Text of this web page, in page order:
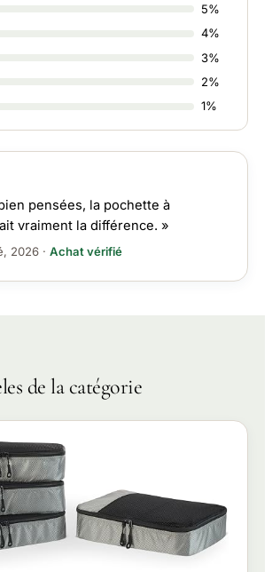
5%
4%
3%
2%
1%
pensées, la pochette à
vraiment la différence. »
2026 · Achat vérifié
de la catégorie